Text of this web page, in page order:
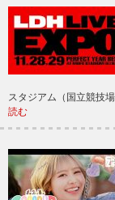
スタジアム（国立競技
読む